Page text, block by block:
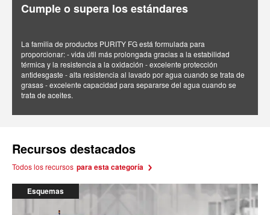
Cumple o supera los estándares
La familia de productos PURITY FG está formulada para
proporcionar: - vida útil más prolongada gracias a la estabilidad
térmica y la resistencia a la oxidación - excelente protección
antidesgaste - alta resistencia al lavado por agua cuando se trata de
grasas - excelente capacidad para separarse del agua cuando se
trata de aceites.
Recursos destacados
Todos los recursos para esta categoría
Esquemas